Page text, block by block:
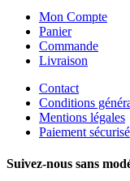
Mon Compte
Panier
Commande
Livraison
Contact
Conditions
Mentions légales
Paiement sécurisé
Suivez-nous sans